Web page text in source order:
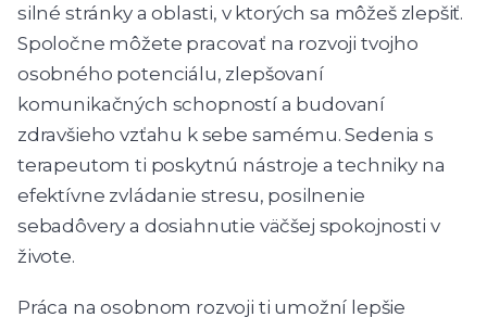
silné stránky a oblasti, v ktorých sa môžeš zlepšiť.
Spoločne môžete pracovať na rozvoji tvojho
osobného potenciálu, zlepšovaní
komunikačných schopností a budovaní
zdravšieho vzťahu k sebe samému. Sedenia s
terapeutom ti poskytnú nástroje a techniky na
efektívne zvládanie stresu, posilnenie
sebadôvery a dosiahnutie väčšej spokojnosti v
živote.
Práca na osobnom rozvoji ti umožní lepšie